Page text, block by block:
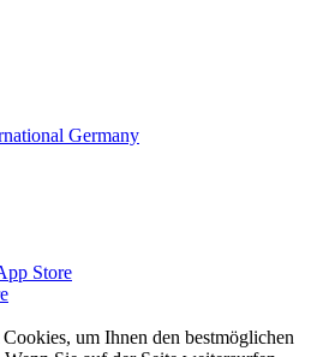
Store
um Ihnen den bestmöglichen